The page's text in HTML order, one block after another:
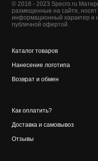
© 2018 - 2023 Specro.ru
размещенные на сайте, носят
информационный характер и
публичной офертой.
Каталог товаров
Нанесение логотипа
Возврат и обмен
Как оплатить?
Доставка и самовывоз
Отзывы